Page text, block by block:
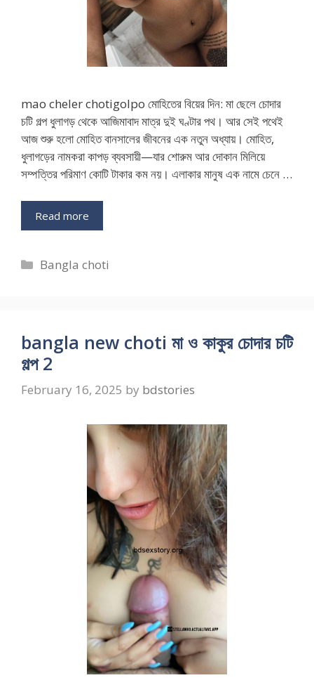
mao cheler chotigolpo মোহিতের বিয়ের দিন: মা ছেলে চোদার
চটি গল্প ধুলাগড় থেকে আজিমাবাদ মাত্র দুই ঘণ্টার পথ। আর সেই পথেই
আজ শুরু হলো মোহিত বানসালের জীবনের এক নতুন অধ্যায়। মোহিত,
ধুলাগড়ের নামকরা কাপড় ব্যবসায়ী—যার শোরুম আর দোকান মিলিয়ে
সম্পত্তির পরিমাণ কোটি টাকার কম নয়। এলাকার মানুষ এক নামে চেনে …
Read more
Categories
Bangla choti
bangla new choti মা ও কাকুর চোদার চটি
গল্প 2
February 16, 2025 by bdstories